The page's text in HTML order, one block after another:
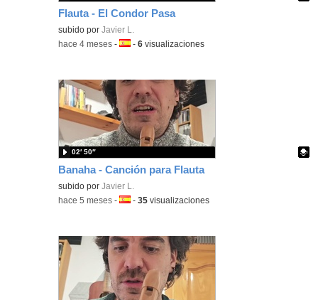
Flauta - El Condor Pasa
Contenido educativo.
subido porJavier L.
-hace 4 meses -Idioma:
-6 visualizaciones
Banaha - Canción para Flauta
Contenido educativo.
subido porJavier L.
02′ 50″
-hace 5 meses -Idioma:
-35 visualizaciones